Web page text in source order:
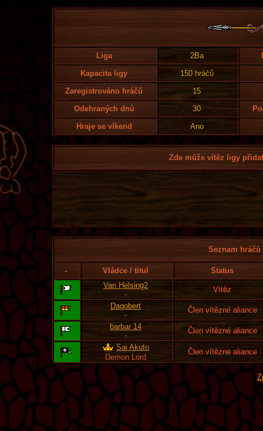
Liga 2Ba
Kapacita ligy
150 hráčů
Zaregistrováno hráčů
15
Odehraných dnů
30
Hraje se víkend
Ano
Zde může vítěz ligy
Seznam
- Vládce / titul
Status
Van Helsing2
-
Vítěz
Dagobert
-
Člen vítězné aliance
barbar 14
-
Člen vítězné aliance
Sai Akuto
Demon Lord
Člen vítězné aliance